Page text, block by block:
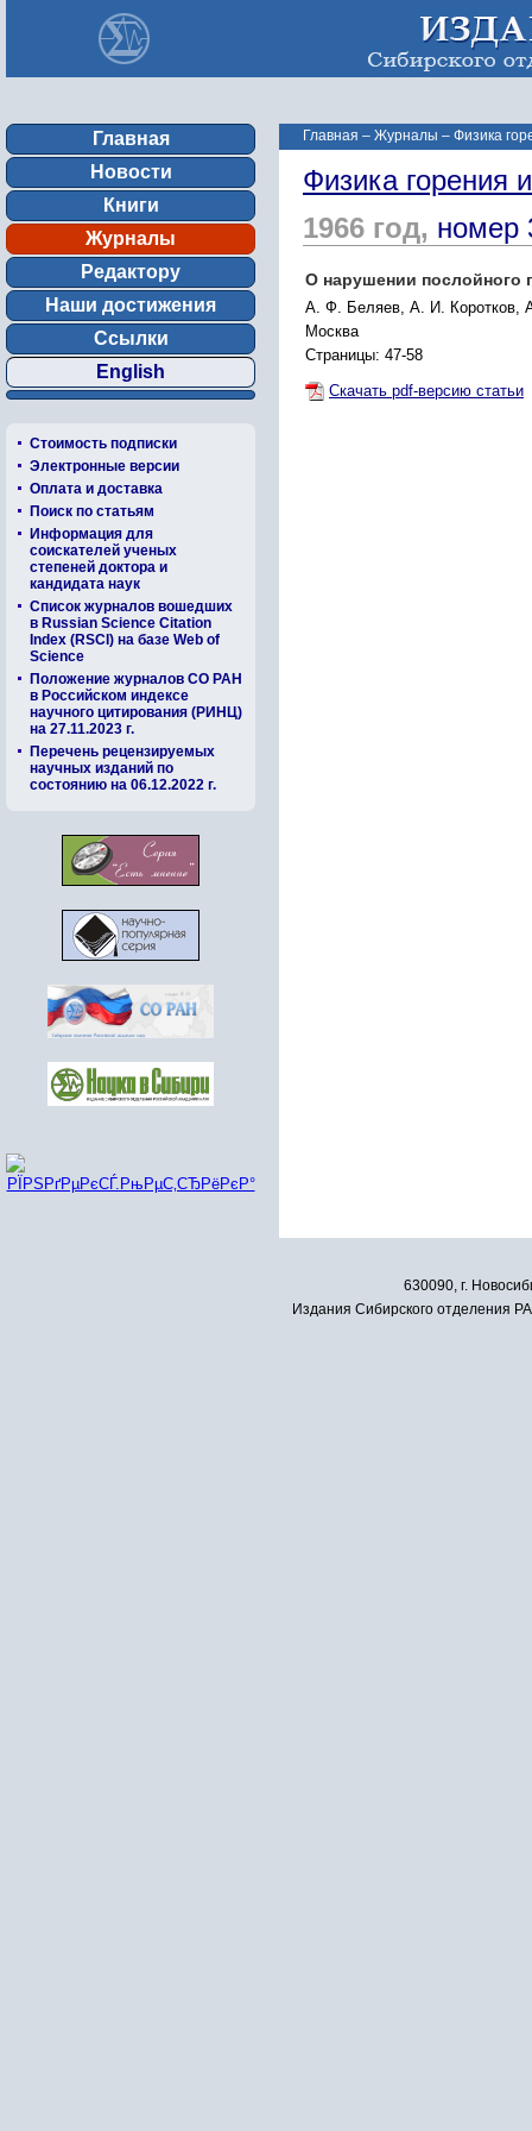
Главная
Новости
Книги
Журналы
Редактору
Наши достижения
Ссылки
English
Стоимость подписки
Электронные версии
Оплата и доставка
Поиск по статьям
Информация для
соискателей ученых
степеней доктора и
кандидата наук
Список журналов вошедших
в Russian Science Citation
Index (RSCI) на базе Web of
Science
Положение журналов СО РАН
в Российском индексе
научного цитирования (РИНЦ)
на 27.11.2023 г.
Перечень рецензируемых
научных изданий по
состоянию на 06.12.2022 г.
Главная – Журналы – Физика
Физика горения
1966 год, номер
О нарушении послойного
А. Ф. Беляев, А. И. Коротков,
Москва
Страницы: 47-58
Скачать pdf-версию статьи
630090, г.
Издания Сибирского отделения